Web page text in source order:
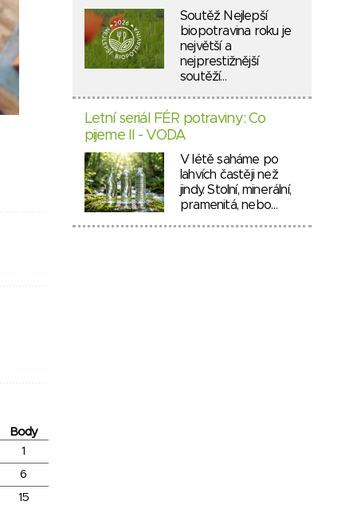
Body
1
6
15
Soutěž Nejlepší
biopotravina roku je
největší a
nejprestižnější
soutěží…
Letní seriál FÉR potraviny: Co
pijeme II - VODA
V létě saháme po
lahvích častěji než
jindy. Stolní, minerální,
pramenitá, nebo…